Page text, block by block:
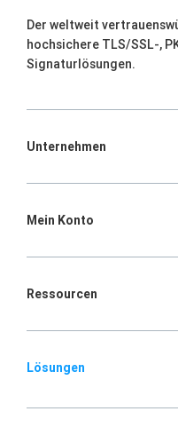
Der weltweit
hochsichere TLS/SSL-,
Signaturlösungen.
Unternehmen
Mein Konto
Ressourcen
Lösungen